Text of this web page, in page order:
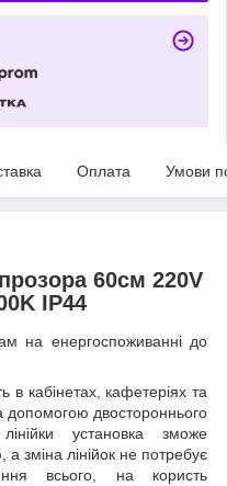
Оплата Умови
60см 220V
IP44
на енергоспоживанні до
в кабінетах, кафетеріях та
допомогою двостороннього
установка зможе
зміна лінійок не потребує
всього, на користь